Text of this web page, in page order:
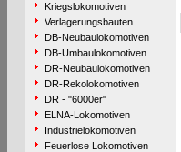
Kriegslokomotiven
Verlagerungsbauten
DB-Neubaulokomotiven
DB-Umbaulokomotiven
DR-Neubaulokomotiven
DR-Rekolokomotiven
DR - "6000er"
ELNA-Lokomotiven
Industrielokomotiven
Feuerlose Lokomotiven